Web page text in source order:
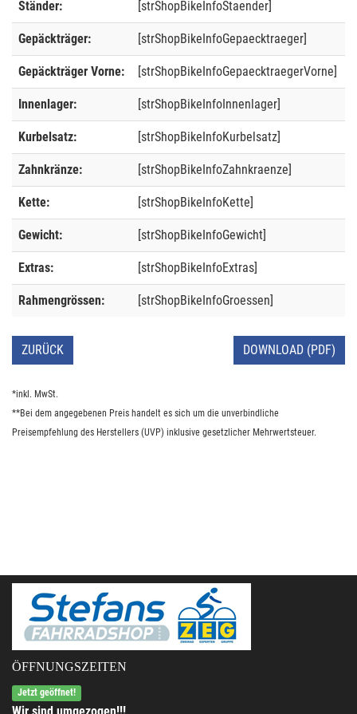
Ständer: [strShopBikeInfoStaender]
Gepäckträger: [strShopBikeInfoGepaecktraeger]
Gepäckträger Vorne: [strShopBikeInfoGepaecktraegerVorne]
Innenlager: [strShopBikeInfoInnenlager]
Kurbelsatz: [strShopBikeInfoKurbelsatz]
Zahnkränze: [strShopBikeInfoZahnkraenze]
Kette: [strShopBikeInfoKette]
Gewicht: [strShopBikeInfoGewicht]
Extras: [strShopBikeInfoExtras]
Rahmengrössen: [strShopBikeInfoGroessen]
ZURÜCK DOWNLOAD (PDF)
*inkl. MwSt.
**Bei dem angegebenen Preis handelt es sich um die unverbindliche
Preisempfehlung des Herstellers (UVP) inklusive gesetzlicher Mehrwertsteuer.
ÖFFNUNGSZEITEN
Jetzt geöffnet!